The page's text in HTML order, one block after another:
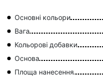
Основні кольори
Вага
Кольорові добавки
Основа
Площа нанесення